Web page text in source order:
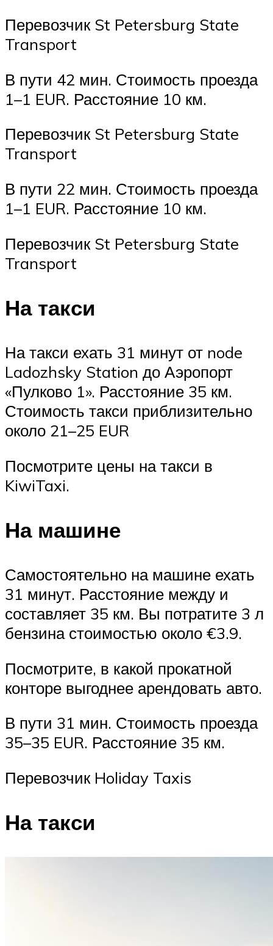
Перевозчик St Petersburg State
Transport
В пути 42 мин. Стоимость проезда
1–1 EUR. Расстояние 10 км.
Перевозчик St Petersburg State
Transport
В пути 22 мин. Стоимость проезда
1–1 EUR. Расстояние 10 км.
Перевозчик St Petersburg State
Transport
На такси
На такси ехать 31 минут от node
Ladozhsky Station до Аэропорт
«Пулково 1». Расстояние 35 км.
Стоимость такси приблизительно
около 21–25 EUR
Посмотрите цены на такси в
KiwiTaxi.
На машине
Самостоятельно на машине ехать
31 минут. Расстояние между и
составляет 35 км. Вы потратите 3 л
бензина стоимостью около €3.9.
Посмотрите, в какой прокатной
конторе выгоднее арендовать авто.
В пути 31 мин. Стоимость проезда
35–35 EUR. Расстояние 35 км.
Перевозчик Holiday Taxis
На такси